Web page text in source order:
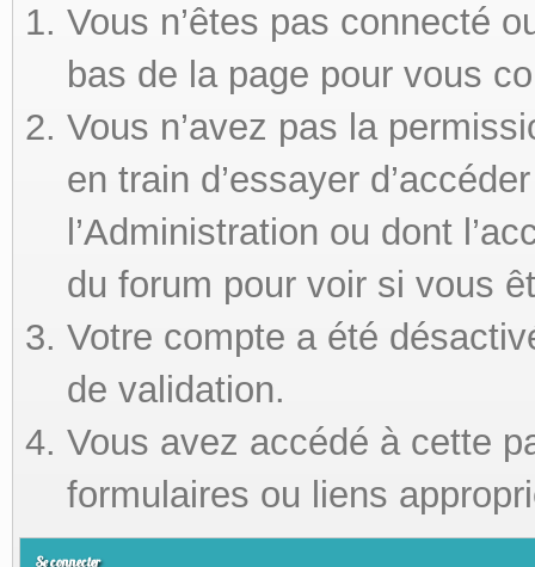
Vous n’êtes pas connecté
bas de la page pour vous
Vous n’avez pas la
en train d’essayer
l’Administration ou dont
du forum pour voir si vous
Votre compte a été
de validation.
Vous avez accédé à cette
formulaires ou liens
Se connecter